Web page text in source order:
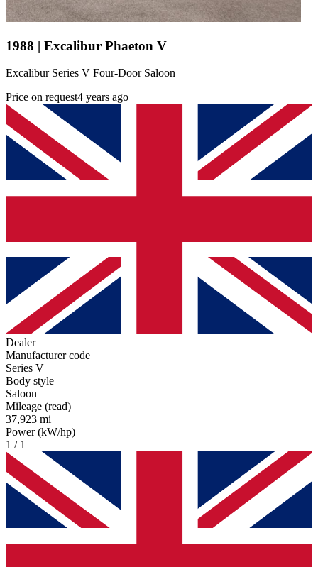
1988 | Excalibur Phaeton V
Excalibur Series V Four-Door Saloon
Price on request4 years ago
Dealer
Manufacturer code
Series V
Body style
Saloon
Mileage (read)
37,923 mi
Power (kW/hp)
1 / 1